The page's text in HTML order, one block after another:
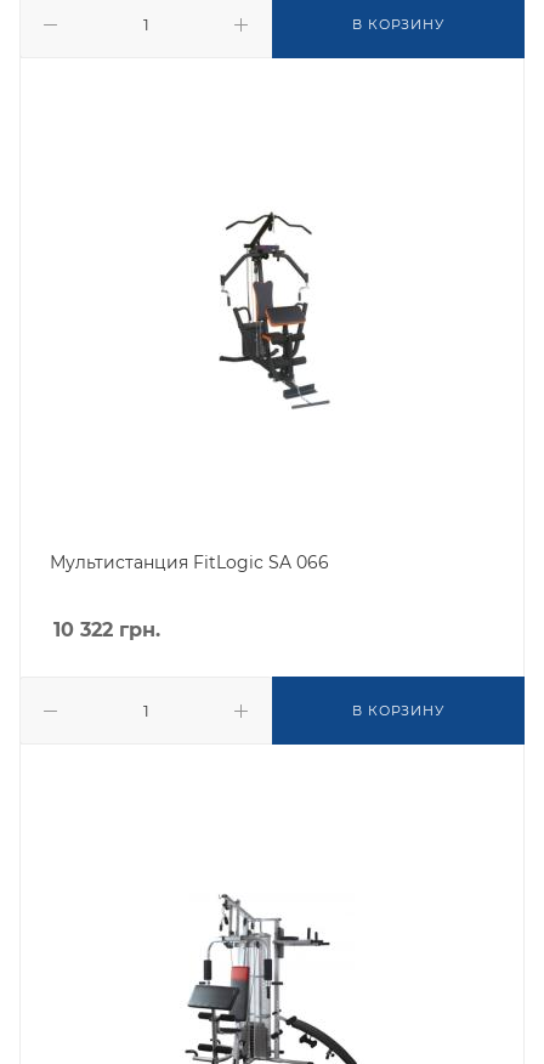
В КОРЗИНУ
Мультистанция FitLogic SA 066
10 322 грн.
В КОРЗИНУ